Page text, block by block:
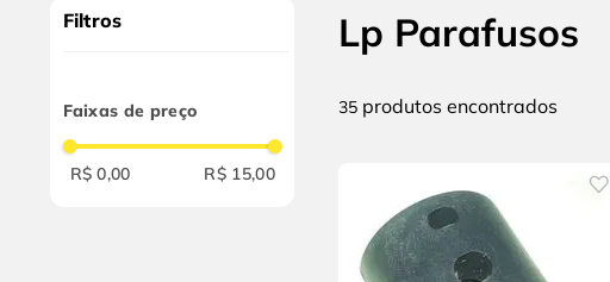
Filtros
Faixas de preço
R$ 0,00 R$ 15,00
Lp Parafusos
35 produtos
alicate